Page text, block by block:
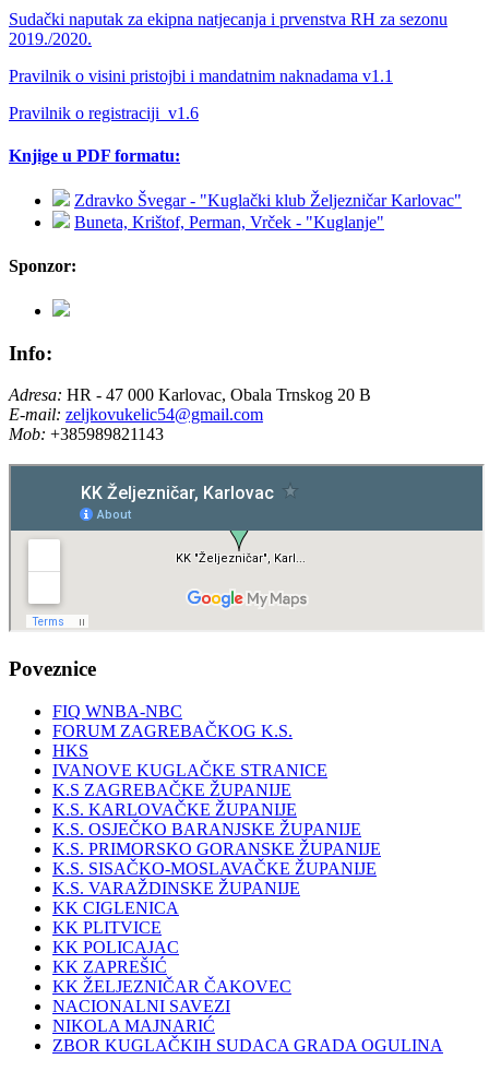
Sudački naputak za ekipna natjecanja i prvenstva RH za sezonu
2019./2020.
Pravilnik o visini pristojbi i mandatnim naknadama v1.1
Pravilnik o registraciji_v1.6
Knjige u PDF formatu:
Zdravko Švegar - "Kuglački klub Željezničar Karlovac"
Buneta, Krištof, Perman, Vrček - "Kuglanje"
Sponzor:
Info:
Adresa: HR - 47 000 Karlovac, Obala Trnskog 20 B
E-mail: zeljkovukelic54@gmail.com
Mob: +385989821143
Poveznice
FIQ WNBA-NBC
FORUM ZAGREBAČKOG K.S.
HKS
IVANOVE KUGLAČKE STRANICE
K.S ZAGREBAČKE ŽUPANIJE
K.S. KARLOVAČKE ŽUPANIJE
K.S. OSJEČKO BARANJSKE ŽUPANIJE
K.S. PRIMORSKO GORANSKE ŽUPANIJE
K.S. SISAČKO-MOSLAVAČKE ŽUPANIJE
K.S. VARAŽDINSKE ŽUPANIJE
KK CIGLENICA
KK PLITVICE
KK POLICAJAC
KK ZAPREŠIĆ
KK ŽELJEZNIČAR ČAKOVEC
NACIONALNI SAVEZI
NIKOLA MAJNARIĆ
ZBOR KUGLAČKIH SUDACA GRADA OGULINA